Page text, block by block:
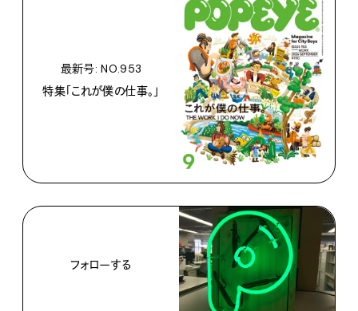
最新号: NO.953
特集「これが僕の仕事。」
フォローする